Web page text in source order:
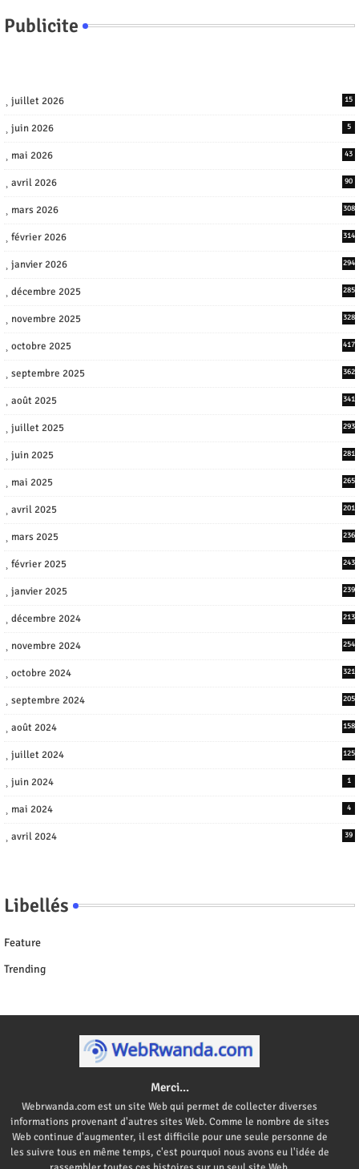
Publicite
juillet 2026 15
juin 2026 5
mai 2026 43
avril 2026 90
mars 2026 308
février 2026 314
janvier 2026 294
décembre 2025 285
novembre 2025 328
octobre 2025 417
septembre 2025 362
août 2025 341
juillet 2025 293
juin 2025 281
mai 2025 265
avril 2025 201
mars 2025 236
février 2025 243
janvier 2025 239
décembre 2024 213
novembre 2024 254
octobre 2024 321
septembre 2024 205
août 2024 158
juillet 2024 125
juin 2024 1
mai 2024 4
avril 2024 39
Libellés
Feature
Trending
Merci...
Webrwanda.com est un site Web qui permet de collecter diverses
informations provenant d'autres sites Web. Comme le nombre de sites
Web continue d'augmenter, il est difficile pour une seule personne de
les suivre tous en même temps, c'est pourquoi nous avons eu l'idée de